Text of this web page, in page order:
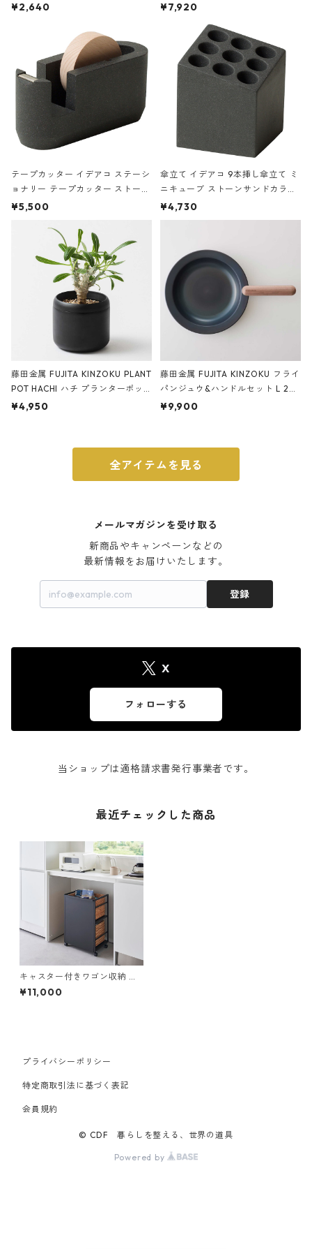
ハードカバー 罫線 ヴァン・ゴッホ
¥2,640
urniture WALL Table B5 ネイビー
¥7,920
テープカッター イデアコ ステーシ
ョナリー テープカッター ストーン
サンドカラー 石調 ideaco Station
¥5,500
傘立て イデアコ 9本挿し傘立て ミ
ニキューブ ストーンサンドカラー
石調 ideaco Umbrella Stand CUB
E ストーンサンドブラック
¥4,730
藤田金属 FUJITA KINZOKU PLANT
POT HACHI ハチ プランターポッ
ト 3号 ブラック
¥4,950
藤田金属 FUJITA KINZOKU フライ
パンジュウ&ハンドルセット L 24c
m ガス火・IH対応 鉄フライパン
¥9,900
全アイテムを見る
メールマガジンを受け取る
新商品やキャンペーンなどの
最新情報をお届けいたします。
登録
X
フォローする
当ショップは適格請求書発行事業者です。
最近チェックした商品
キャスター付きワゴン収納 山
崎実業 tower タワー 目隠しワ
ゴン ブラック
¥11,000
プライバシーポリシー
特定商取引法に基づく表記
会員規約
© CDF 暮らしを整える、世界の道具
Powered by